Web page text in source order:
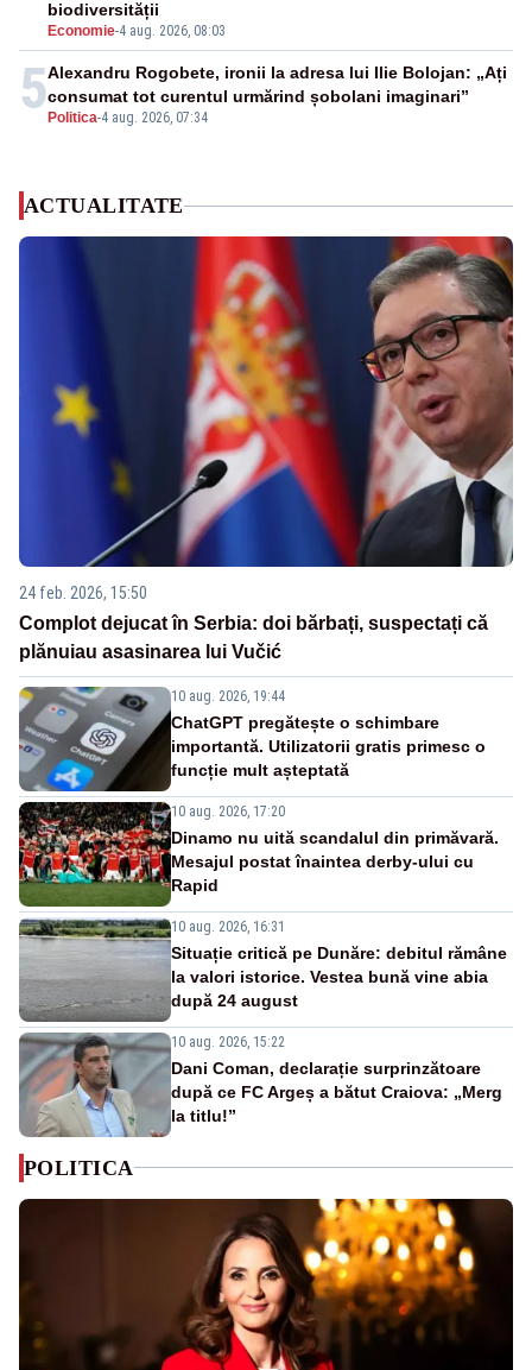
Economie-4 aug. 2026, 08:03
biodiversității
5 Politica-4 aug. 2026, 07:34
Alexandru Rogobete, ironii la adresa lui Ilie Bolojan: „Ați
consumat tot curentul urmărind șobolani imaginari”
ACTUALITATE
24 feb. 2026, 15:50
Complot dejucat în Serbia: doi bărbați, suspectați că
plănuiau asasinarea lui Vučić
10 aug. 2026, 19:44
ChatGPT pregătește o schimbare
importantă. Utilizatorii gratis primesc o
funcție mult așteptată
10 aug. 2026, 17:20
Dinamo nu uită scandalul din primăvară.
Mesajul postat înaintea derby-ului cu
Rapid
10 aug. 2026, 16:31
Situație critică pe Dunăre: debitul rămâne
la valori istorice. Vestea bună vine abia
după 24 august
10 aug. 2026, 15:22
Dani Coman, declarație surprinzătoare
după ce FC Argeș a bătut Craiova: „Merg
la titlu!”
POLITICA